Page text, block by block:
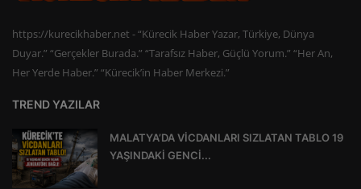
https://kurecikhaber.net - “Kürecik Haber Yazar, Türkiye, Dünya
Duyar.” “Gerçekler Burada.” “Tarafsız Haber, Güçlü Yorum.” “Her An,
Her Yerde Haber.” “Kürecik’in Haber Merkezi.”
TREND YAZILAR
MALATYA’DA VİCDANLARI SIZLATAN TABLO 19
YAŞINDAKİ GENCİ...